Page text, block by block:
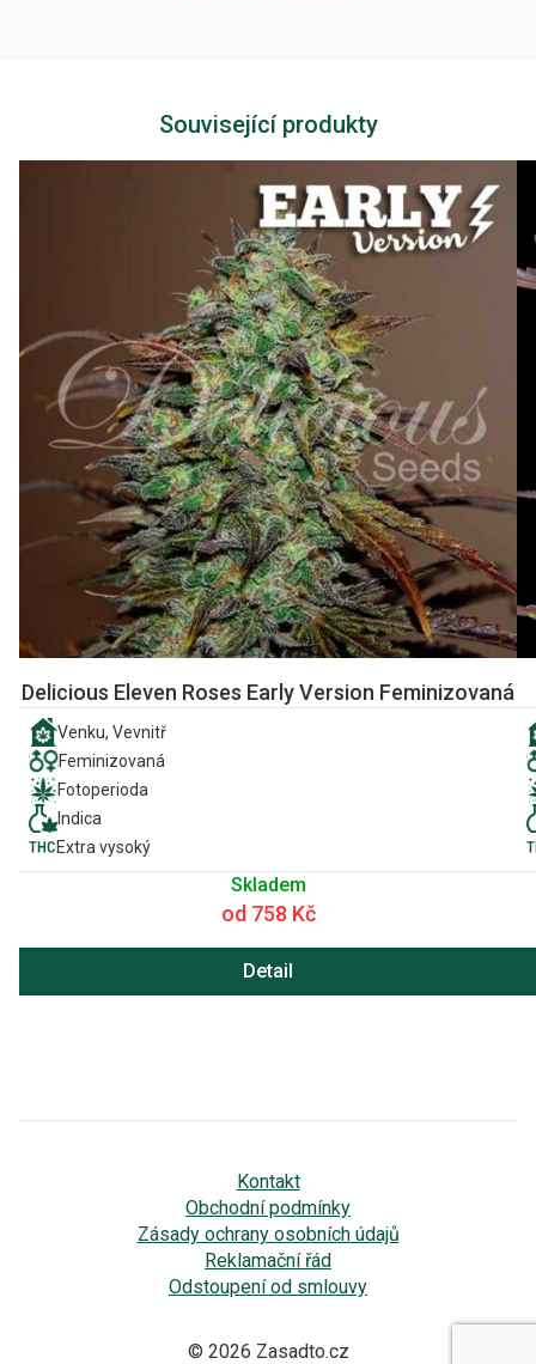
Související produkty
Delicious Eleven Roses Early Version Feminizovaná
Venku, Vevnitř
Feminizovaná
Fotoperioda
Indica
Extra vysoký
Skladem
od 758 Kč
Detail
Kontakt
Obchodní podmínky
Zásady ochrany osobních údajů
Reklamační řád
Odstoupení od smlouvy
© 2026 Zasadto.cz